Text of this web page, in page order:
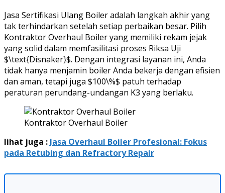
Jasa Sertifikasi Ulang Boiler adalah langkah akhir yang
tak terhindarkan setelah setiap perbaikan besar. Pilih
Kontraktor Overhaul Boiler yang memiliki rekam jejak
yang solid dalam memfasilitasi proses Riksa Uji
$\text{Disnaker}$. Dengan integrasi layanan ini, Anda
tidak hanya menjamin boiler Anda bekerja dengan efisien
dan aman, tetapi juga $100\%$ patuh terhadap
peraturan perundang-undangan K3 yang berlaku.
Kontraktor Overhaul Boiler
lihat juga : Jasa Overhaul Boiler Profesional: Fokus
pada Retubing dan Refractory Repair